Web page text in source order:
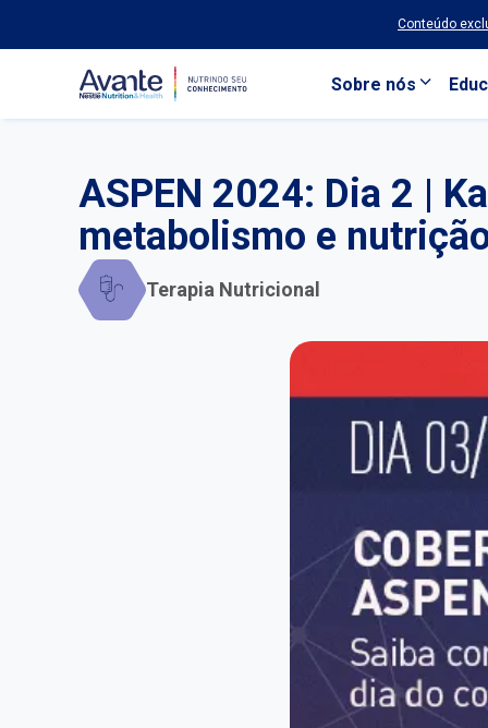
Conteúdo
Sobre nós
ASPEN 2024: Dia 2 |
metabolismo e
Terapia Nutricional